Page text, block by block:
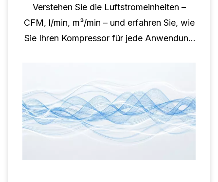
Verstehen Sie die Luftstromeinheiten –
CFM, l/min, m³/min – und erfahren Sie, wie
Sie Ihren Kompressor für jede Anwendung